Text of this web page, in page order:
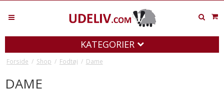
KATEGORIER
Forside / Shop / Fodtøj / Dame
DAME